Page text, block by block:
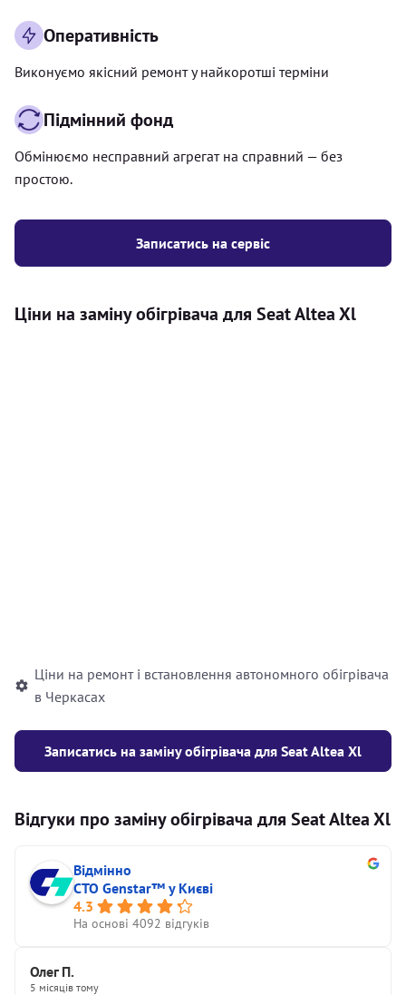
Записатись на сервіс
Оперативність
Виконуємо якісний ремонт у найкоротші терміни
Підмінний фонд
Обмінюємо несправний агрегат на справний — без
простою.
Ціни на заміну обігрівача для Seat Altea Xl
Ціни на ремонт і встановлення автономного обігрівача
в Черкасах
Записатись на заміну обігрівача для Seat Altea Xl
Відгуки про заміну обігрівача для Seat Altea Xl
Відмінно
СТО Genstar™ у Києві
4.3
На основі 4092 відгуків
Олег П.
5 місяців тому